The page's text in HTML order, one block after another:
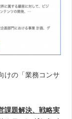
けの「業務コンサ
課題解決、戦略実